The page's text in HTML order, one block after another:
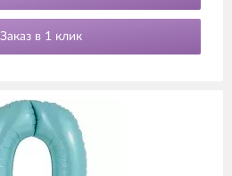
Заказ в 1 клик